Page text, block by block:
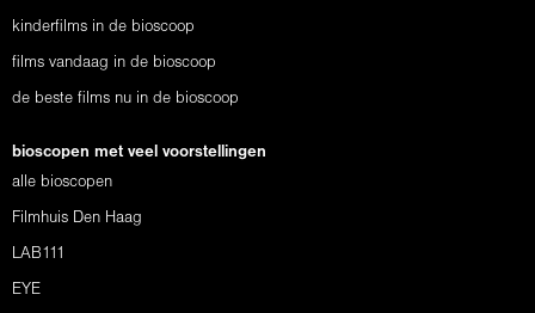
kinderfilms in de bioscoop
films vandaag in de bioscoop
de beste films nu in de bioscoop
bioscopen met veel voorstellingen
alle bioscopen
Filmhuis Den Haag
LAB111
EYE